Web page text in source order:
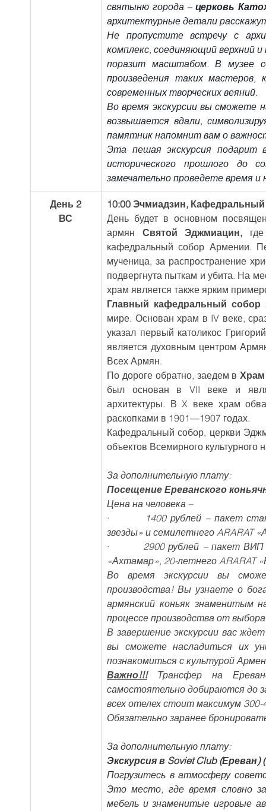
святыню города – церковь
архитектурные детали
Не пропустите встречу с
комплекс, соединяющий верхний
поразит масштабом. В музее
произведения таких
современных творческих веяний.
Во время экскурсии вы сможете
возвышается вдали,
памятник напомнит вам о
Эта пешая экскурсия
исторического прошлого до
замечательно проведете время
День 2
ВС
10:00 Эчмиадзин,
День будет в основном
армян Святой Эджмиацин,
кафедральный собор Армении.
мученица, за распространение
подвергнута пыткам и убита. На
храм является также ярким
Главный кафедральный собор
мире. Основан храм в IV веке,
указал первый католикос
является духовным центром
Всех Армян.
По дороге обратно, заедем в Храм
был основан в VII веке и
архитектуры. В X веке храм
раскопками в 1901—1907 годах.
Кафедральный собор, церкви
объектов Всемирного культурного
За дополнительную плату:
Посещение Ереванского
Цена на человека –
·
1400 рублей – пакет
звезды» и семилетнего ARARAT
· 2900 рублей – пакет ВИП
«Ахтамар», 20-летнего ARARAT
Во время экскурсии вы
производства! Вы узнаете о
армянский коньяк знаменитым
процессе производства от
В завершение экскурсии вас
вы сможете насладиться их
познакомиться с культурой
Важно!!! Трансфер на
самостоятельно добираются до
всех отелех стоит максимум 300-
Обязательно заранее
За дополнительную плату:
Экскурсия в Soviet Club (Ереван)
Погрузитесь в атмосферу
Это место, где время словно
мебель и знаменитые игровые